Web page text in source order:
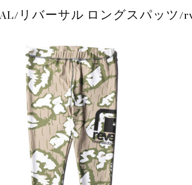
リバーサル ロングスパッツ/